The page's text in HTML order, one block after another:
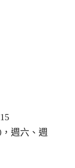
週六、週